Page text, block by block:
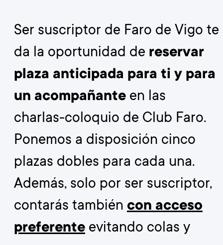
Ser suscriptor de Faro de Vigo te
da la oportunidad de reservar
plaza anticipada para ti y para
un acompañante en las
charlas-coloquio de Club Faro.
Ponemos a disposición cinco
plazas dobles para cada una.
Además, solo por ser suscriptor,
contarás también con acceso
preferente evitando colas y